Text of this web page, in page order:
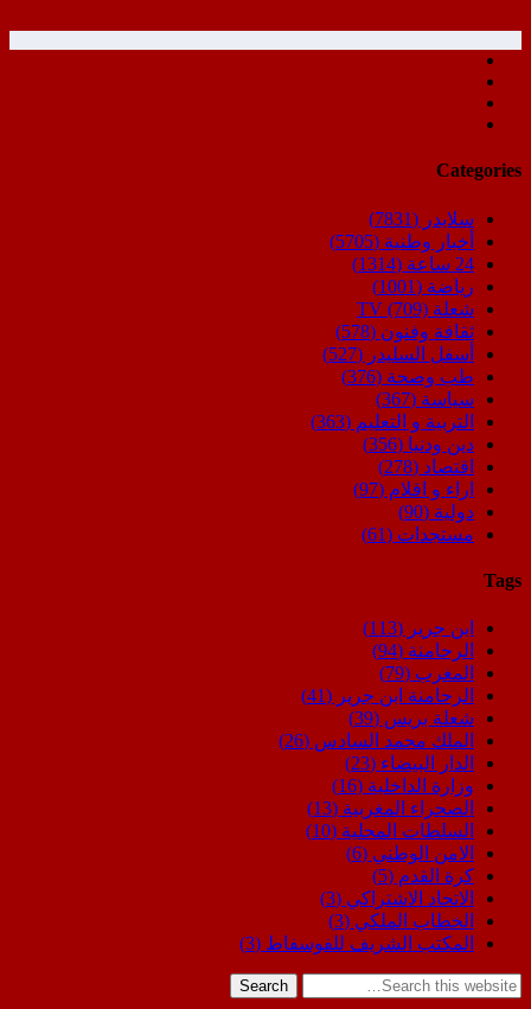
Categories
سلايدر (7831)
أخبار وطنية (5705)
24 ساعة
(1314)
رياضة (1001)
شعلة TV (709)
ثقافة وفنون (578)
أسفل السليدر (527)
طب وصحة (376)
سياسة (367)
التربية و التعليم (363)
دين ودنيا (356)
اقتصاد (278)
اراء و اقلام (97)
دولية (90)
مستجدات (61)
Tags
ابن جرير (113)
الرحامنة (94)
المغرب (79)
الرحامنة ابن جرير (41)
شعلة بريس (39)
الملك محمد السادس (26)
الدار البيضاء (23)
وزارة الداخلية (16)
الصحراء المغربية (13)
السلطات المحلية (10)
الامن الوطني (6)
كرة القدم (5)
الاتحاد الاشتراكي (3)
الخطاب الملكي (3)
المكتب الشريف للفوسفاط (3)
Search